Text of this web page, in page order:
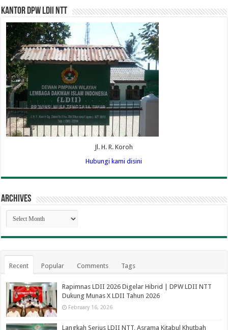
Kantor DPW LDII NTT
Jl. H. R. Koroh
Hubungi kami disini
Archives
Archives
Recent Popular Comments Tags
Rapimnas LDII 2026 Digelar Hibrid | DPW LDII NTT
Dukung Munas X LDII Tahun 2026
February 16, 2026
Langkah Serius LDII NTT, Asrama Kitabul Khutbah